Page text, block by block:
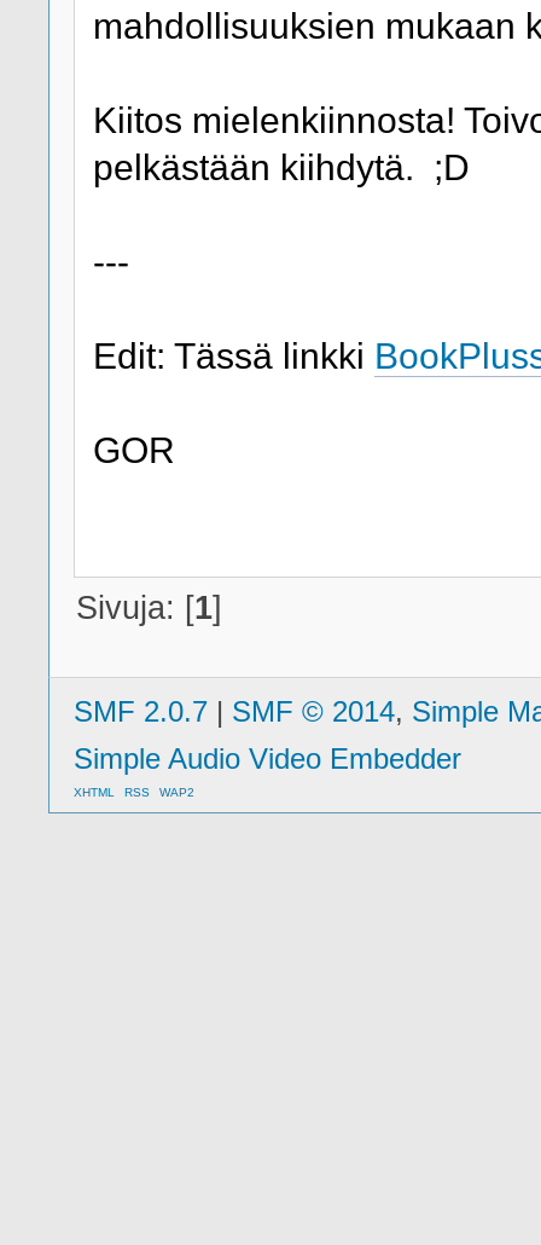
mahdollisuuksien mukaan
Kiitos mielenkiinnosta!
pelkästään kiihdytä. ;D
---
Edit: Tässä linkki
GOR
Sivuja: [1]
SMF 2.0.7 | SMF © 2014, Simple
Simple Audio Video Embedder
XHTML RSS WAP2